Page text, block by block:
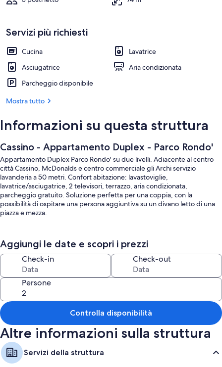
Servizi più richiesti
Cucina
Lavatrice
Asciugatrice
Aria condizionata
Parcheggio disponibile
Mostra tutto
Informazioni su questa struttura
Cassino - Appartamento Duplex - Parco Rondo'
Appartamento Duplex Parco Rondo' su due livelli. Adiacente al centro
città Cassino, McDonalds e centro commerciale gli Archi servizio
lavanderia a 50 metri. Confort abitazione: lavastoviglie,
lavatrice/asciugatrice, 2 televisori, terrazzo, aria condizionata,
parcheggio gratuito. Soluzione perfetta per una coppia, con la
possibilità di ospitare una persona aggiuntiva su un divano letto di una
piazza e mezza.
nelle vicinanze del centro storico, abbazia di Montecassino, caserma
militare, poco distante dallo stabilimento FCA.
Aggiungi le date e scopri i prezzi
Check-in Check-out
Persone
Controlla disponibilità
Altre informazioni sulla struttura
Servizi della struttura